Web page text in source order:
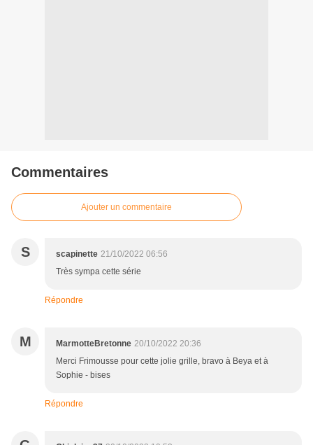
Commentaires
Ajouter un commentaire
S scapinette 21/10/2022 06:56
Très sympa cette série
Répondre
M MarmotteBretonne 20/10/2022 20:36
Merci Frimousse pour cette jolie grille, bravo à Beya et à
Sophie - bises
Répondre